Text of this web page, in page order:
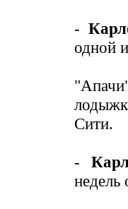
-
одной
Сити.
-
недель